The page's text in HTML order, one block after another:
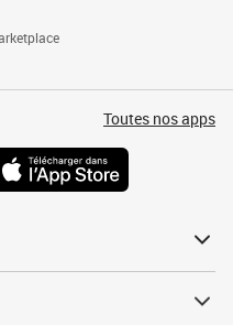
Toutes nos apps